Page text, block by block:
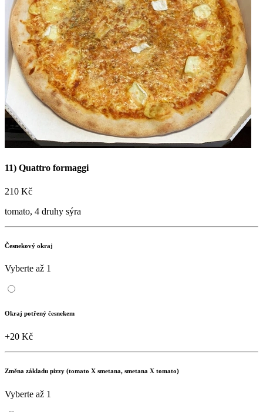
Máme nové stránky! Přijďte ochutnat naši skvělou
pizzu
nebo si ji nechtě dovést po Nymburce a okolí
Objednat online +420 723 776 002
Sledujte nás na sítích!

11) Quattro formaggi
210 Kč
tomato, 4 druhy sýra
Česnekový okraj
Vyberte až 1
Okraj potřený česnekem
+20 Kč
Změna základu pizzy (tomato X smetana, smetana X tomato)
Vyberte až 1